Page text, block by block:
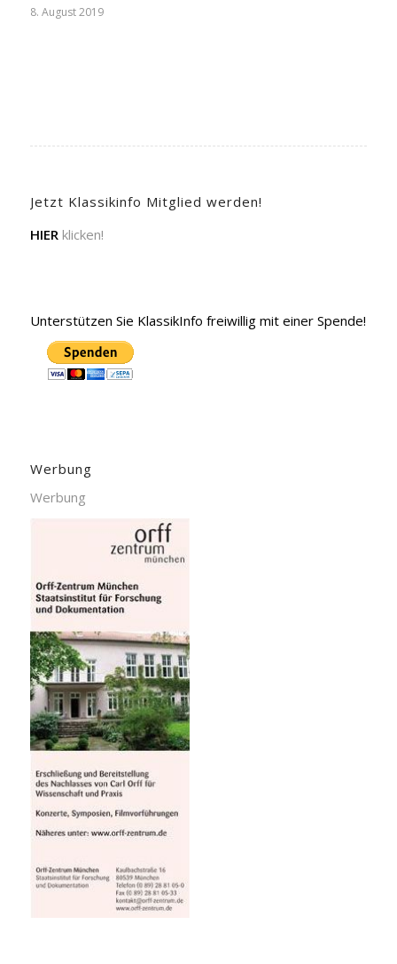
8. August 2019
Jetzt Klassikinfo Mitglied werden!
HIER klicken!
Unterstützen Sie KlassikInfo freiwillig mit einer Spende!
Werbung
Werbung